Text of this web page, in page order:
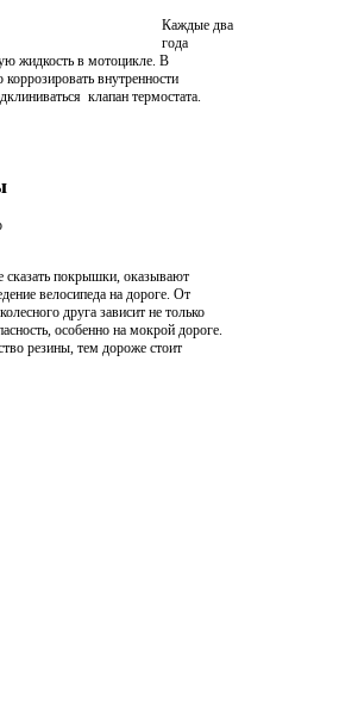
Каждые два
года
жидкость в мотоцикле. В
внутренности
клапан термостата.
покрышки, оказывают
велосипеда на дороге. От
друга зависит не только
особенно на мокрой дороге.
резины, тем дороже стоит